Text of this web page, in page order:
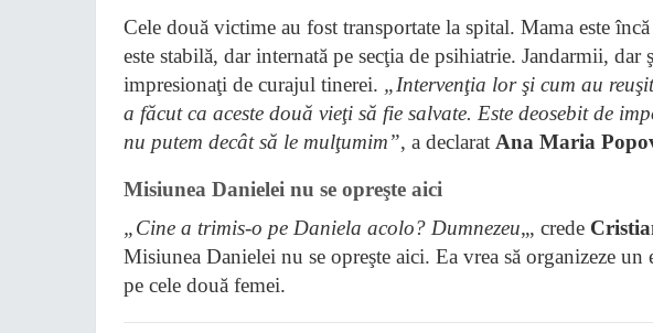
Cele două victime au fost transportate la spital. Mama este
este stabilă, dar internată pe secţia de psihiatrie. Jandarmii,
impresionaţi de curajul tinerei. „Intervenţia lor şi cum au
a făcut ca aceste două vieţi să fie salvate. Este deosebit de
nu putem decât să le mulţumim”, a declarat Ana Maria
Misiunea Danielei nu se opreşte aici
„Cine a trimis-o pe Daniela acolo? Dumnezeu„, crede
Misiunea Danielei nu se opreşte aici. Ea vrea să organizeze
pe cele două femei.